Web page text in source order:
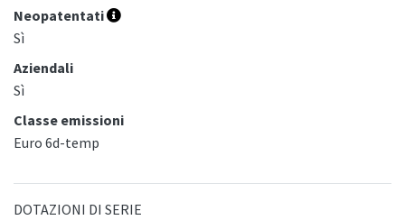
Neopatentati
Sì
Aziendali
Sì
Classe emissioni
Euro 6d-temp
DOTAZIONI DI SERIE